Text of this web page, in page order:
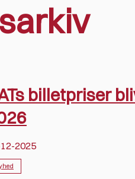
billetpriser
2025